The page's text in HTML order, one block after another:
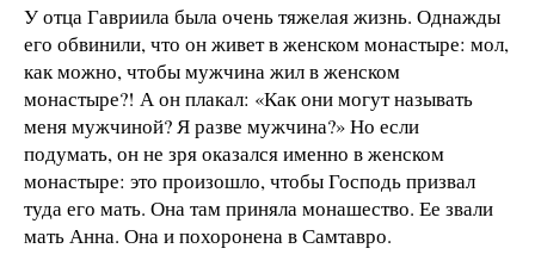
У отца Гавриила была очень тяжелая жизнь. Однажды
его обвинили, что он живет в женском монастыре: мол,
как можно, чтобы мужчина жил в женском
монастыре?! А он плакал: «Как они могут называть
меня мужчиной? Я разве мужчина?» Но если
подумать, он не зря оказался именно в женском
монастыре: это произошло, чтобы Господь призвал
туда его мать. Она там приняла монашество. Ее звали
мать Анна. Она и похоронена в Самтавро.